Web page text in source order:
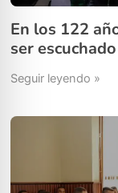
En los 122
ser escuchado
Seguir leyendo »